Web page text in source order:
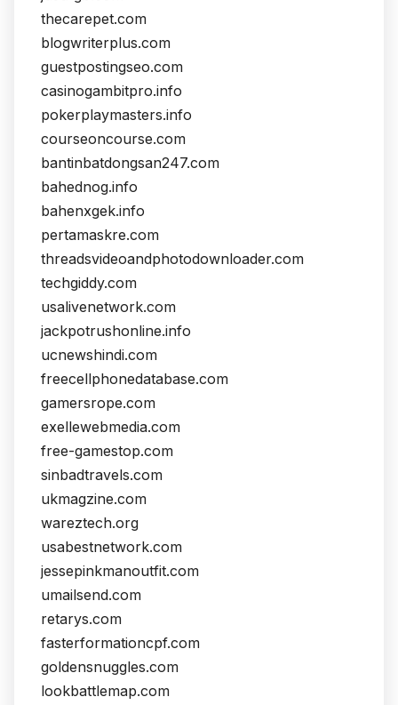
thecarepet.com
blogwriterplus.com
guestpostingseo.com
casinogambitpro.info
pokerplaymasters.info
courseoncourse.com
bantinbatdongsan247.com
bahednog.info
bahenxgek.info
pertamaskre.com
threadsvideoandphotodownloader.com
techgiddy.com
usalivenetwork.com
jackpotrushonline.info
ucnewshindi.com
freecellphonedatabase.com
gamersrope.com
exellewebmedia.com
free-gamestop.com
sinbadtravels.com
ukmagzine.com
wareztech.org
usabestnetwork.com
jessepinkmanoutfit.com
umailsend.com
retarys.com
fasterformationcpf.com
goldensnuggles.com
lookbattlemap.com